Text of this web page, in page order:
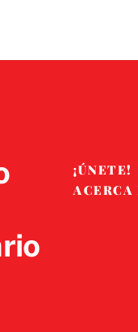
¡ÚNETE!
ACERCA